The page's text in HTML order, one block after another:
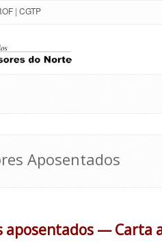
| CGTP
Aposentados
aposentados — Carta